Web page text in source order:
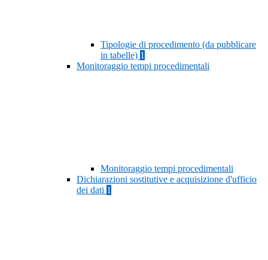
Tipologie di procedimento (da pubblicare
in tabelle) 1
Monitoraggio tempi procedimentali
Monitoraggio tempi procedimentali
Dichiarazioni sostitutive e acquisizione d'ufficio
dei dati 1